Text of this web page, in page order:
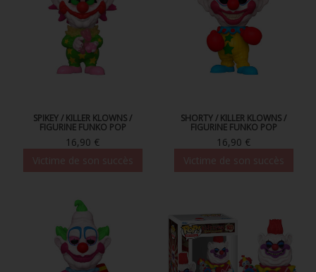
SPIKEY / KILLER KLOWNS /
FIGURINE FUNKO POP
16,90 €
SHORTY / KILLER KLOWNS /
FIGURINE FUNKO POP
16,90 €